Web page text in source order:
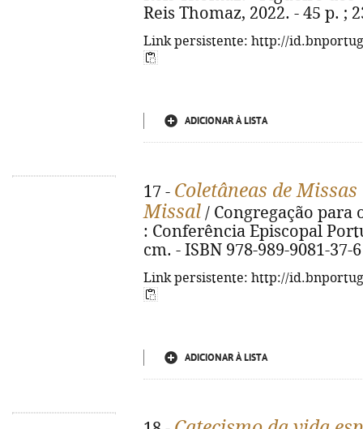
Reis Thomaz, 2022. - 45 p. ;
Link persistente: http://
ADICIONAR À LISTA
17 - Coletâneas de
Missal / Congregação para
: Conferência Episcopal
cm. - ISBN 978-989-9081-37-6
Link persistente: http://
ADICIONAR À LISTA